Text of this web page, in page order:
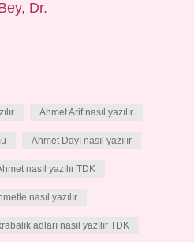
Dr.
Ahmet Arif nasıl yazılır
Ahmet Dayı nasıl yazılır
nasıl yazılır TDK
nasıl yazılır
adları nasıl yazılır TDK